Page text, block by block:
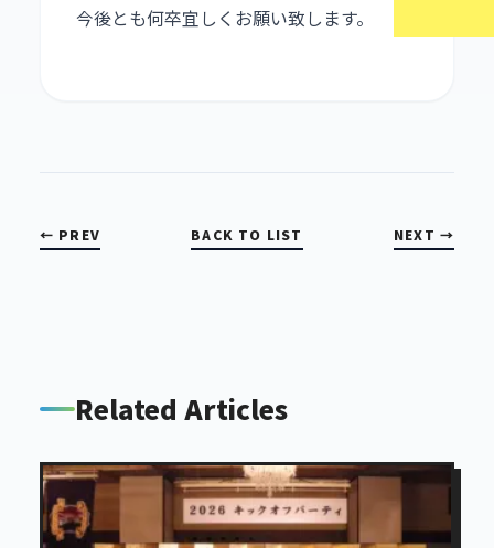
今後とも何卒宜しくお願い致します。
← PREV BACK TO LIST NEXT →
Related Articles